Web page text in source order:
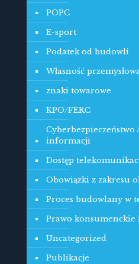
POPC
E-sport
Podatek od budowli
Własność
znaki towarowe
KPO/FERC
Cyberbezpieczeństwo
informacji
Dostęp
Obowiązki z zakresu
Proces budowlany w
Prawo konsumenckie
Uncategorized
Publikacje